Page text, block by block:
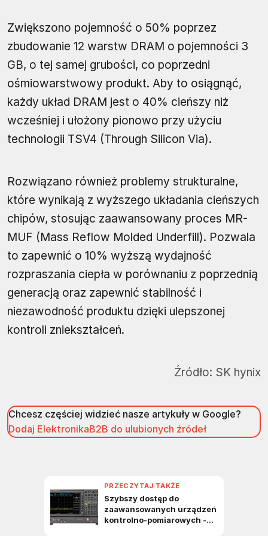
Zwiększono pojemność o 50% poprzez
zbudowanie 12 warstw DRAM o pojemności 3
GB, o tej samej grubości, co poprzedni
ośmiowarstwowy produkt. Aby to osiągnąć,
każdy układ DRAM jest o 40% cieńszy niż
wcześniej i ułożony pionowo przy użyciu
technologii TSV4 (Through Silicon Via).
Rozwiązano również problemy strukturalne,
które wynikają z wyższego układania cieńszych
chipów, stosując zaawansowany proces MR-
MUF (Mass Reflow Molded Underfill). Pozwala
to zapewnić o 10% wyższą wydajność
rozpraszania ciepła w porównaniu z poprzednią
generacją oraz zapewnić stabilność i
niezawodność produktu dzięki ulepszonej
kontroli zniekształceń.
Źródło: SK hynix
Chcesz częściej widzieć nasze artykuły w Google?
Dodaj ElektronikaB2B do ulubionych źródeł